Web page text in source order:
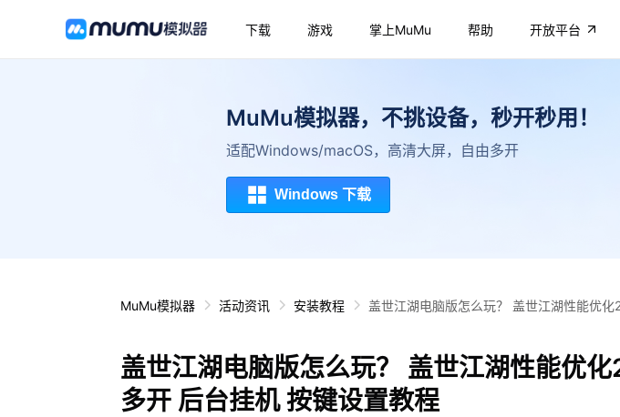
下载 游戏 掌上MuMu 帮助 开放平台
MuMu模拟器，不挑设备，秒开秒用！
适配Windows/macOS，高清大屏，自由多开
Windows 下载
MuMu模拟器 活动资讯 安装教程 盖世江湖电脑版怎么玩？ 盖世江湖性能优
盖世江湖电脑版怎么玩？ 盖世江湖性能优
多开 后台挂机 按键设置教程